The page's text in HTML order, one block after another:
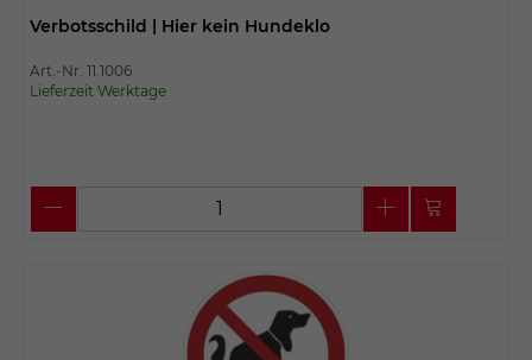
Verbotsschild | Hier kein Hundeklo
Art.-Nr. 11.1006
Lieferzeit Werktage